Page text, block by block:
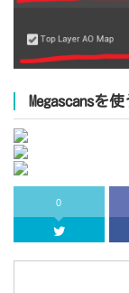
Megascansを
0